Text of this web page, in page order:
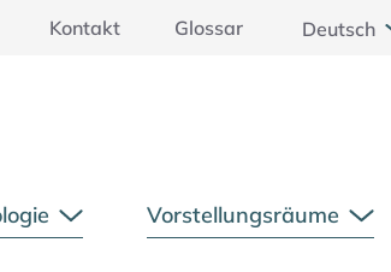
Kontakt Glossar Deutsch
Untermenü öffnen
Vorstellungsräume